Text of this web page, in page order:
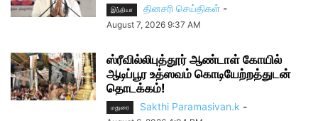
இந்தியா தினசரி செய்திகள் -
August 7, 2026 9:37 AM
ஸ்ரீவில்லிபுத்தூர் ஆண்டாள் கோயில்
ஆடிப்பூர உத்ஸவம் கொடியேற்றத்துடன்
தொடக்கம்!
மதுரை Sakthi Paramasivan.k -